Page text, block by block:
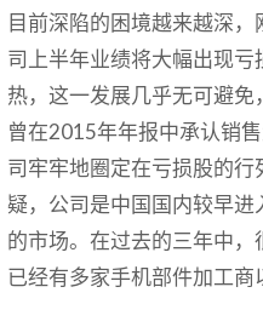
目前深陷的困境越来越深
司上半年业绩将大幅出现
热，这一发展几乎无可避
曾在2015年年报中承认销
司牢牢地圈定在亏损股的
疑，公司是中国国内较早
的市场。在过去的三年中
已经有多家手机部件加工商